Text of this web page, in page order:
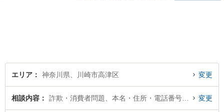
口駅5分】【電話・メール・W
EB相談も対応】
エリア 神奈川県、川崎市高津区 変更
相談内容 変更